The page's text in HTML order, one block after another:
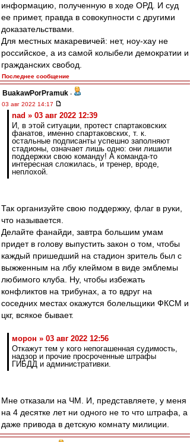
информацию, полученную в ходе ОРД. И суд
ее примет, правда в совокупности с другими
доказательствами.
Для местных макаревичей: нет, ноу-хау не
российское, а из самой колыбели демократии и
гражданских свобод.
Последнее сообщение
BuakawPorPramuk -
03 авг 2022 14:17
nad » 03 авг 2022 12:39
И, в этой ситуации, протест спартаковских
фанатов, именно спартаковских, т. к.
остальные подписанты успешно заполняют
стадионы, означает лишь одно: они лишили
поддержки свою команду! А команда-то
интересная сложилась, и тренер, вроде,
неплохой.
Так организуйте свою поддержку, флаг в руки,
что называется.
Делайте фанайди, завтра большим умам
придет в голову выпустить закон о том, чтобы
каждый пришедший на стадион зритель был с
выжженным на лбу клеймом в виде эмблемы
любимого клуба. Ну, чтобы избежать
конфликтов на трибунах, а то вдруг на
соседних местах окажутся болельщики ФКСМ и
цкг, всякое бывает.
морон » 03 авг 2022 12:56
Откажут тем у кого непогашенная судимость,
надзор и прочие просроченные штрафы
ГИБДД и административки.
Мне отказали на ЧМ. И, представляете, у меня
на 4 десятке лет ни одного не то что штрафа, а
даже привода в детскую комнату милиции.